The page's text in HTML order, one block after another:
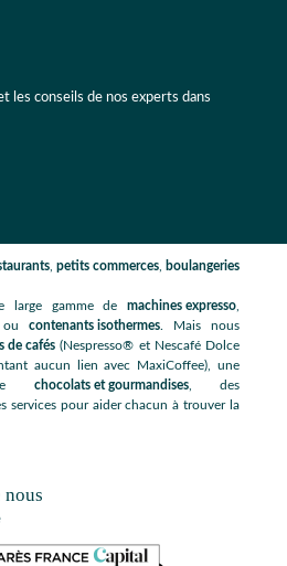
les conseils de nos experts dans
petits commerces
boulangeries
large gamme de machines expresso
ou contenants isothermes. Mais nous
de cafés (Nespresso® et Nescafé Dolce
aucun lien avec MaxiCoffee), une
chocolats et gourmandises, des
services pour aider chacun à trouver la
nous